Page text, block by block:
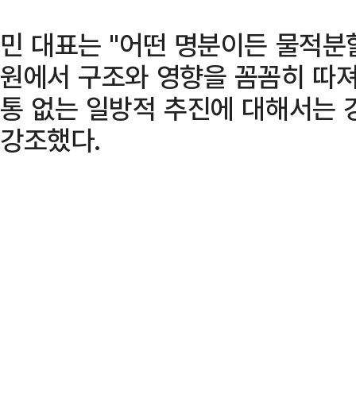
민 대표는 "어떤 명분이든 물적
원에서 구조와 영향을 꼼꼼히 따
통 없는 일방적 추진에 대해서는
강조했다.